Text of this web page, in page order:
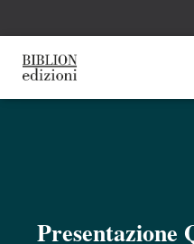
Presentazione